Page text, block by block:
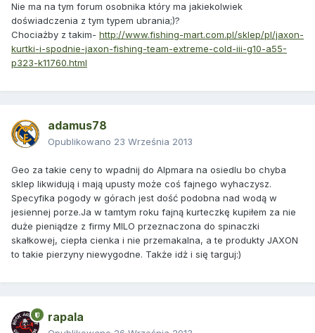
Nie ma na tym forum osobnika który ma jakiekolwiek
doświadczenia z tym typem ubrania;)?
Chociażby z takim- http://www.fishing-mart.com.pl/sklep/pl/jaxon-
kurtki-i-spodnie-jaxon-fishing-team-extreme-cold-iii-g10-a55-
p323-k11760.html
adamus78
Opublikowano 23 Września 2013
Geo za takie ceny to wpadnij do Alpmara na osiedlu bo chyba
sklep likwidują i mają upusty może coś fajnego wyhaczysz.
Specyfika pogody w górach jest dość podobna nad wodą w
jesiennej porze.Ja w tamtym roku fajną kurteczkę kupiłem za nie
duże pieniądze z firmy MILO przeznaczona do spinaczki
skałkowej, ciepła cienka i nie przemakalna, a te produkty JAXON
to takie pierzyny niewygodne. Także idż i się targuj:)
rapala